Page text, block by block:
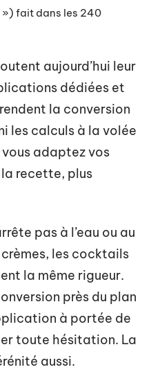
») fait dans les 240
aujourd’hui leur
dédiées et
la conversion
les calculs à la volée
vous adaptez vos
recette, plus
pas à l’eau ou au
les cocktails
la même rigueur.
près du plan
à portée de
toute hésitation. La
aussi.